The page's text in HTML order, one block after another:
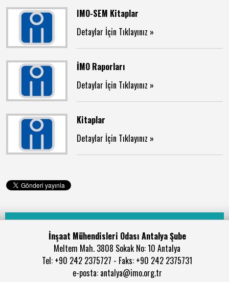
IMO-SEM Kitaplar
Detaylar İçin Tıklayınız »
İMO Raporları
Detaylar İçin Tıklayınız »
Kitaplar
Detaylar İçin Tıklayınız »
İnşaat Mühendisleri Odası Antalya Şube
Meltem Mah. 3808 Sokak No: 10 Antalya
Tel: +90 242 2375727 - Faks: +90 242 2375731
e-posta: antalya@imo.org.tr